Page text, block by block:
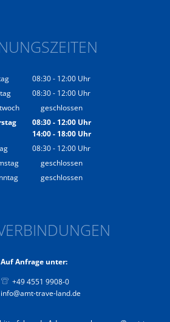
08:30- 12:00 Uhr
Von 08:30 bis 12:00 Uhr
08:30- 12:00 Uhr
Von 08:30 bis 12:00 Uhr
geschlossen
08:30- 12:00Uhr
Von 08:30 bis 12:00 Uhr
14:00- 18:00Uhr
Von 14:00 bis 18:00 Uhr
08:30- 12:00 Uhr
Von 08:30 bis 12:00 Uhr
geschlossen
geschlossen
Auf Anfrage unter:
+49 4551 9908-0
info@amt-trave-land.de